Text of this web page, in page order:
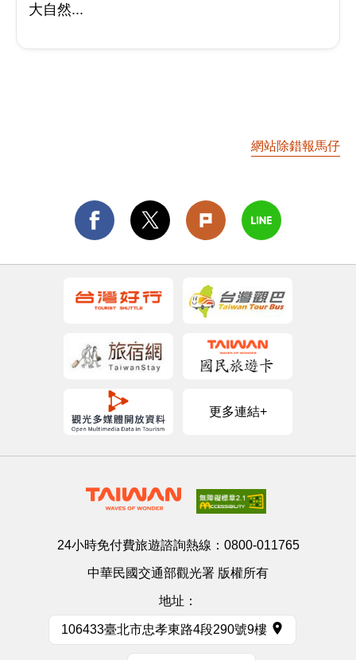
大自然...
網站除錯報馬仔
更多連結+
24小時免付費旅遊諮詢熱線： 0800-011765
中華民國交通部觀光署 版權所有
地址：
106433臺北市忠孝東路4段290號9樓